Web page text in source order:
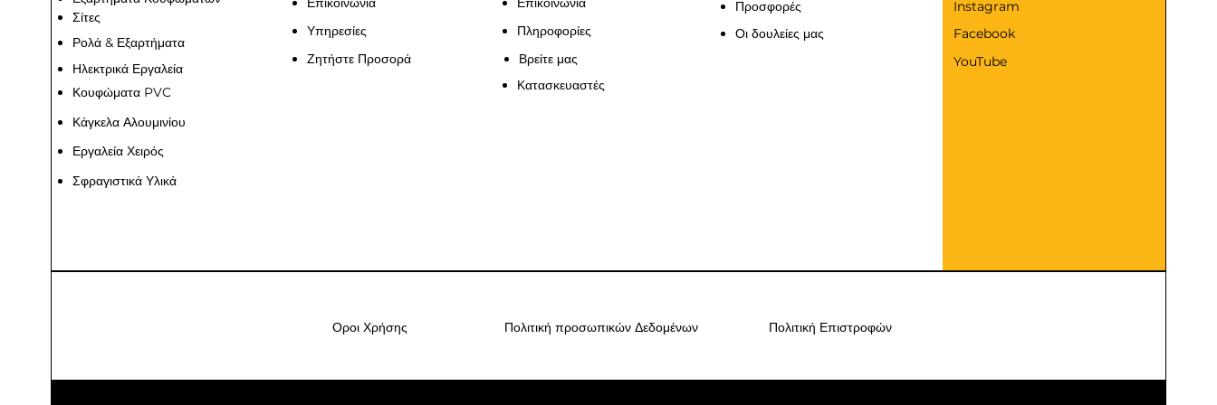
Σίτες
Ρολά & Εξαρτήματα
Ηλεκτρικά Εργαλεία
Κουφώματα PVC
Κάγκελα Αλουμινίου
Εργαλεία Χειρός
Σφραγιστικά Υλικά
Υπηρεσίες
Ζητήστε Προσορά
Πληροφορίες
Βρείτε μας
Κατασκευαστές
Προσφορές
Οι δουλείες μας
Instagram
Facebook
YouTube
Οροι Χρήσης Πολιτική προσωπικών Δεδομένων Πολιτική Επιστροφών